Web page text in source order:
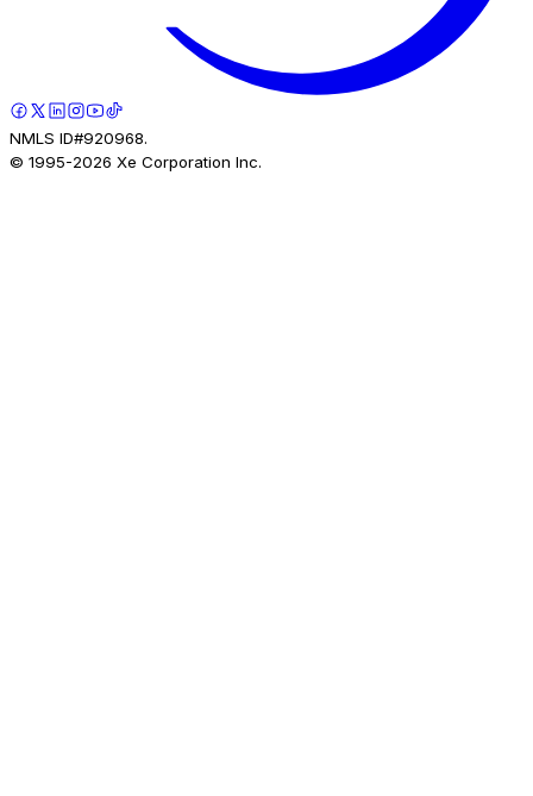
NMLS ID#920968.
© 1995-2026 Xe Corporation Inc.